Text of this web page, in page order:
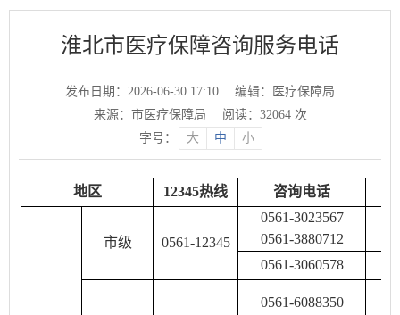
淮北市医疗保障咨询服务电话
发布日期：2026-06-30 17:10
编辑：医疗保障局
来源：市医疗保障局
阅读： 32064次
字号：
大 中 小
地区 12345热线 咨询电话
市级 0561-12345
0561-3023567
0561-3880712
0561-3060578
0561-6088350